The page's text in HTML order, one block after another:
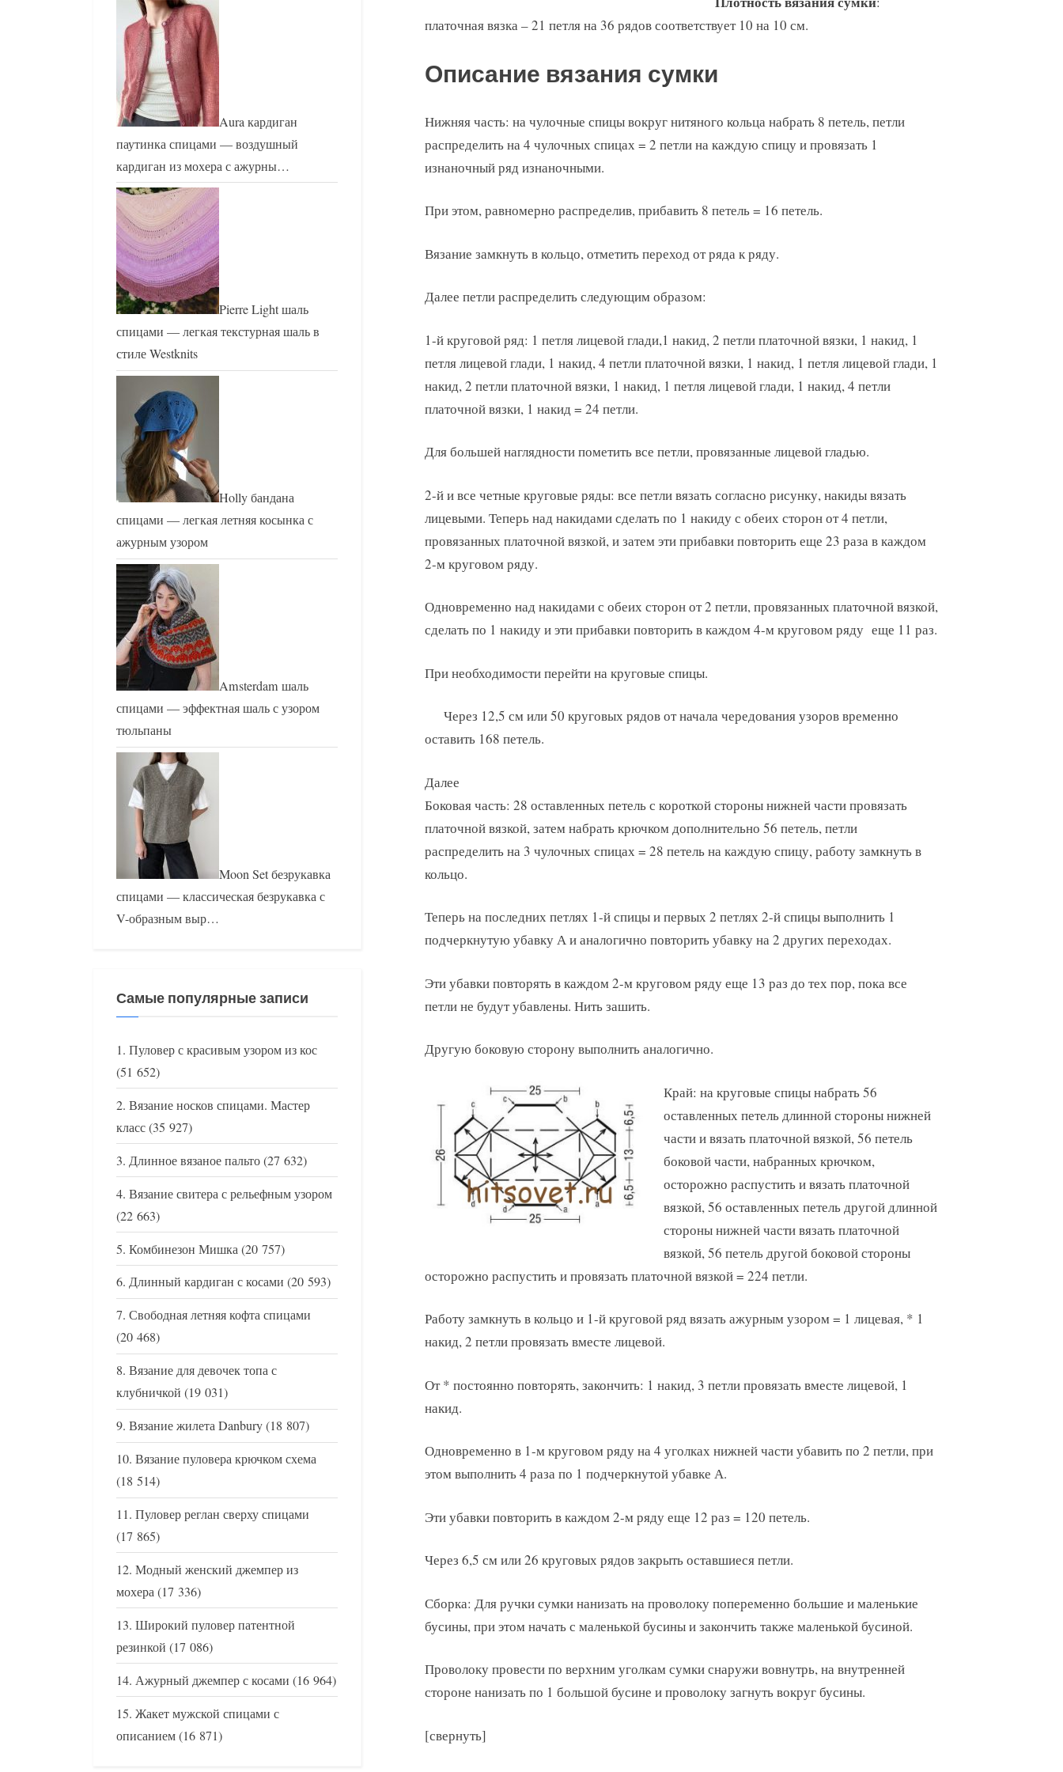
платочная вязка – 21 петля на 36 рядов соответствует 10 на 10 см.
Описание вязания сумки
Нижняя часть: на чулочные спицы вокруг нитяного кольца набрать 8 петель, петли
распределить на 4 чулочных спицах = 2 петли на каждую спицу и провязать 1
изнаночный ряд изнаночными.
При этом, равномерно распределив, прибавить 8 петель = 16 петель.
Вязание замкнуть в кольцо, отметить переход от ряда к ряду.
Далее петли распределить следующим образом:
1-й круговой ряд: 1 петля лицевой глади,1 накид, 2 петли платочной вязки, 1 накид, 1
петля лицевой глади, 1 накид, 4 петли платочной вязки, 1 накид, 1 петля лицевой глади, 1
накид, 2 петли платочной вязки, 1 накид, 1 петля лицевой глади, 1 накид, 4 петли
платочной вязки, 1 накид = 24 петли.
Для большей наглядности пометить все петли, провязанные лицевой гладью.
2-й и все четные круговые ряды: все петли вязать согласно рисунку, накиды вязать
лицевыми. Теперь над накидами сделать по 1 накиду с обеих сторон от 4 петли,
провязанных платочной вязкой, и затем эти прибавки повторить еще 23 раза в каждом
2-м круговом ряду.
Одновременно над накидами с обеих сторон от 2 петли, провязанных платочной вязкой,
сделать по 1 накиду и эти прибавки повторить в каждом 4-м круговом ряду еще 11 раз.
При необходимости перейти на круговые спицы.
Через 12,5 см или 50 круговых рядов от начала чередования узоров временно
оставить 168 петель.
Далее
Боковая часть: 28 оставленных петель с короткой стороны нижней части провязать
платочной вязкой, затем набрать крючком дополнительно 56 петель, петли
распределить на 3 чулочных спицах = 28 петель на каждую спицу, работу замкнуть в
кольцо.
Теперь на последних петлях 1-й спицы и первых 2 петлях 2-й спицы выполнить 1
подчеркнутую убавку А и аналогично повторить убавку на 2 других переходах.
Эти убавки повторять в каждом 2-м круговом ряду еще 13 раз до тех пор, пока все
петли не будут убавлены. Нить зашить.
Другую боковую сторону выполнить аналогично.
Край: на круговые спицы набрать 56
оставленных петель длинной стороны нижней
части и вязать платочной вязкой, 56 петель
боковой части, набранных крючком,
осторожно распустить и вязать платочной
вязкой, 56 оставленных петель другой длинной
стороны нижней части вязать платочной
вязкой, 56 петель другой боковой стороны
осторожно распустить и провязать платочной вязкой = 224 петли.
Работу замкнуть в кольцо и 1-й круговой ряд вязать ажурным узором = 1 лицевая, * 1
накид, 2 петли провязать вместе лицевой.
От * постоянно повторять, закончить: 1 накид, 3 петли провязать вместе лицевой, 1
накид.
Одновременно в 1-м круговом ряду на 4 уголках нижней части убавить по 2 петли, при
этом выполнить 4 раза по 1 подчеркнутой убавке А.
Эти убавки повторить в каждом 2-м ряду еще 12 раз = 120 петель.
Через 6,5 см или 26 круговых рядов закрыть оставшиеся петли.
Сборка: Для ручки сумки нанизать на проволоку попеременно большие и маленькие
бусины, при этом начать с маленькой бусины и закончить также маленькой бусиной.
Проволоку провести по верхним уголкам сумки снаружи вовнутрь, на внутренней
стороне нанизать по 1 большой бусине и проволоку загнуть вокруг бусины.
[свернуть]
Aura кардиган
паутинка спицами — воздушный
кардиган из мохера с ажурны…
Pierre Light шаль
спицами — легкая текстурная шаль в
стиле Westknits
Holly бандана
спицами — легкая летняя косынка с
ажурным узором
Amsterdam шаль
спицами — эффектная шаль с узором
тюльпаны
Moon Set безрукавка
спицами — классическая безрукавка с
V-образным выр…
Самые популярные записи
Пуловер с красивым узором из кос
(51 652)
Вязание носков спицами. Мастер
класс(35 927)
Длинное вязаное пальто(27 632)
Вязание свитера с рельефным узором
(22 663)
Комбинезон Мишка(20 757)
Длинный кардиган с косами (20 593)
Свободная летняя кофта спицами
(20 468)
Вязание для девочек топа с
клубничкой (19 031)
Вязание жилета Danbury(18 807)
Вязание пуловера крючком схема
(18 514)
Пуловер реглан сверху спицами
(17 865)
Модный женский джемпер из
мохера(17 336)
Широкий пуловер патентной
резинкой (17 086)
Ажурный джемпер с косами (16 964)
Жакет мужской спицами с
описанием(16 871)